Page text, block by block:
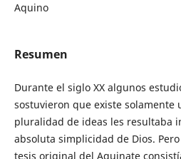
Aquino
Resumen
Durante el siglo XX algunos
sostuvieron que existe solamente
pluralidad de ideas les resultaba
absoluta simplicidad de Dios.
tesis original del Aquinate